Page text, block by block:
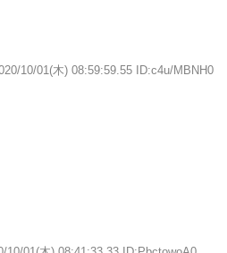
10/01(木) 08:59:59.55 ID:c4u/MBNH0